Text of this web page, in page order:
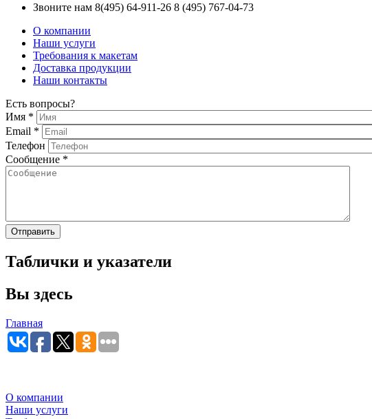
Звоните нам 8(495) 64-911-26 8 (495) 767-04-73
О компании
Наши услуги
Требования к макетам
Доставка продукции
Наши контакты
Есть вопросы?
Имя *
Email *
Телефон
Сообщение *
Таблички и указатели
Вы здесь
Главная
О компании
Наши услуги